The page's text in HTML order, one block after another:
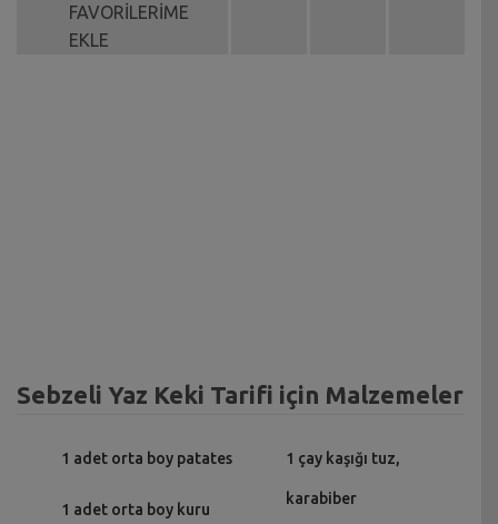
FAVORİLERİME
EKLE
Sebzeli Yaz Keki Tarifi için Malzemeler
1 adet orta boy patates
1 adet orta boy kuru
1 çay kaşığı tuz,
karabiber